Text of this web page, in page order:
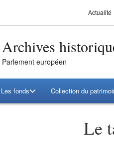
Actualité
Archives
Parlement européen
Les fonds Collection du
Le